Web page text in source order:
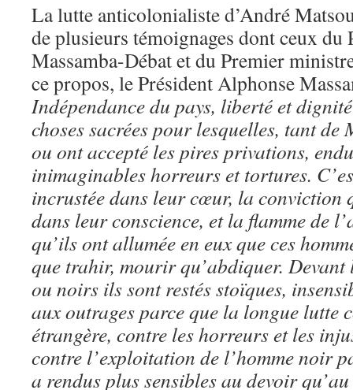
La lutte anticolonialiste d’André
de plusieurs témoignages dont ceux du
Massamba-Débat et du Premier
ce propos, le Président Alphonse
Indépendance du pays, liberté et
choses sacrées pour lesquelles, tant
ou ont accepté les pires privations,
inimaginables horreurs et tortures.
incrustée dans leur cœur, la conviction
dans leur conscience, et la flamme de
qu’ils ont allumée en eux que ces
que trahir, mourir qu’abdiquer.
ou noirs ils sont restés stoïques,
aux outrages parce que la longue lutte
étrangère, contre les horreurs et les
contre l’exploitation de l’homme noir
a rendus plus sensibles au devoir